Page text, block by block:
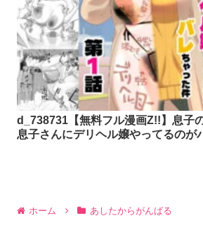
d_738731【無料フル漫画Z!!】息子
ホーム あしたからがんばる